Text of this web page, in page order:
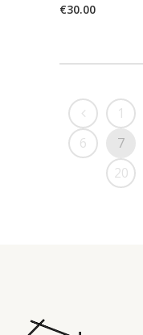
€30.00
1
6
7
20